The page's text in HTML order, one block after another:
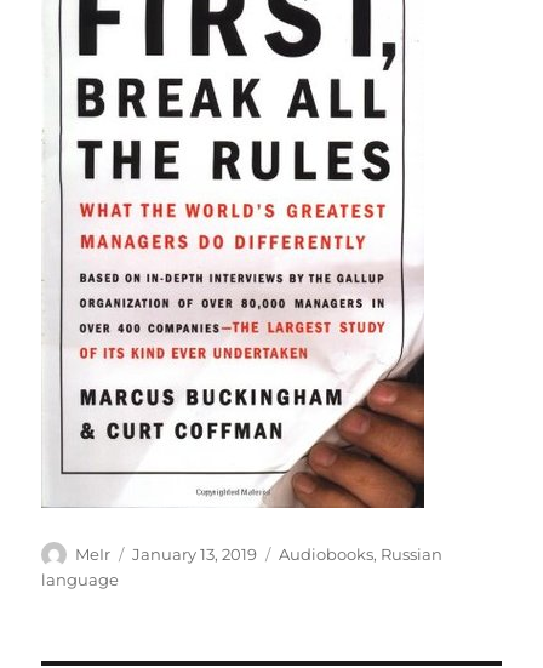
Author
MeIr
Posted
January 13, 2019 Categories
Audiobooks, Russian
language